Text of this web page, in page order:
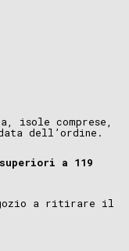
isole comprese,
dell’ordine.
a 119
a ritirare il